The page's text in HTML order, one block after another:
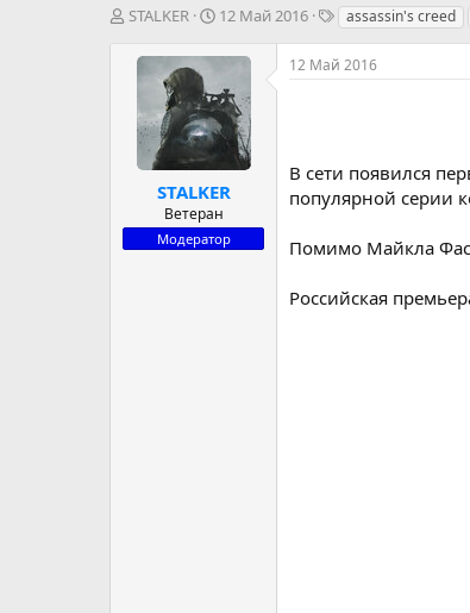
А
м
STALKER
Д
т
н
а
ч
л
а
12 Май 2016
Т
г
и
assassin's creed
STALKER
Ветеран
Модератор
12 Май 2016
В сети появился
популярной серии
Помимо Майкла
Российская